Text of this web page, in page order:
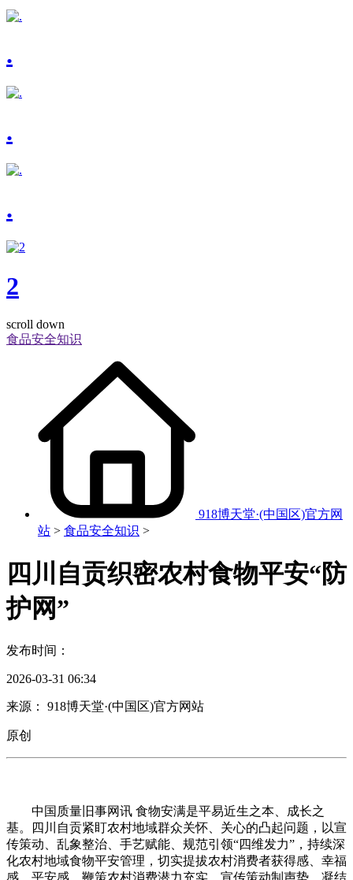
.
.
.
2
scroll down
食品安全知识
918博天堂·(中国区)官方网
站 > 食品安全知识 >
四川自贡织密农村食物平安“防
护网”
发布时间：
2026-03-31 06:34
来源： 918博天堂·(中国区)官方网站
原创
中国质量旧事网讯 食物安满是平易近生之本、成长之
基。四川自贡紧盯农村地域群众关怀、关心的凸起问题，以宣
传策动、乱象整治、手艺赋能、规范引领“四维发力”，持续深
化农村地域食物平安管理，切实提拔农村消费者获得感、幸福
感、平安感，鞭策农村消费潜力充实。宣传策动制声势，凝结